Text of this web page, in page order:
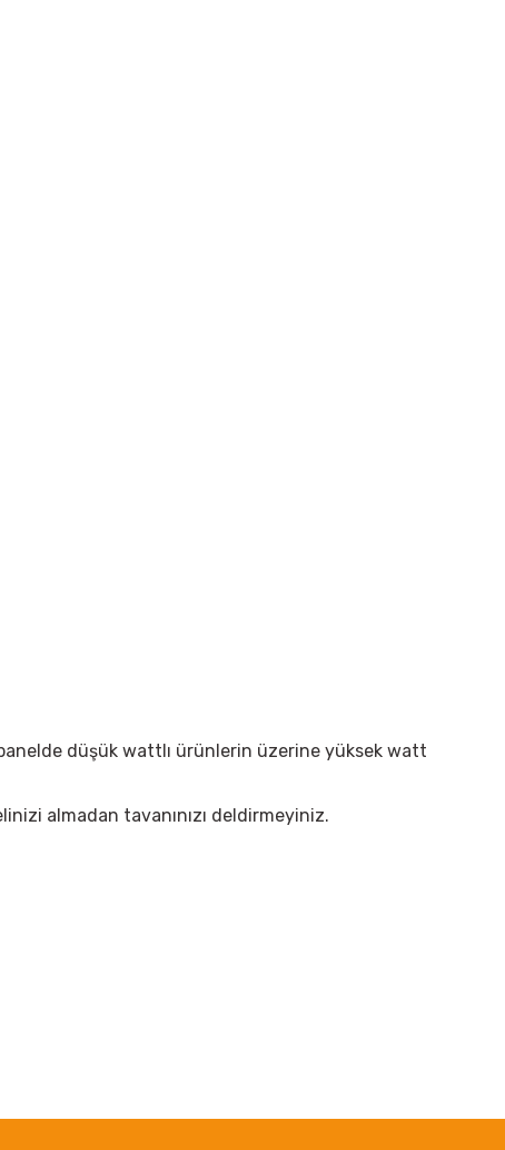
düşük wattlı ürünlerin üzerine yüksek watt
almadan tavanınızı deldirmeyiniz.